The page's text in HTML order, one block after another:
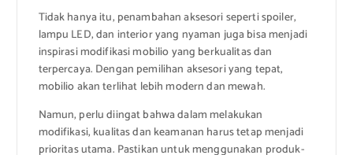
Tidak hanya itu, penambahan aksesori seperti spoiler,
lampu LED, dan interior yang nyaman juga bisa menjadi
inspirasi modifikasi mobilio yang berkualitas dan
terpercaya. Dengan pemilihan aksesori yang tepat,
mobilio akan terlihat lebih modern dan mewah.
Namun, perlu diingat bahwa dalam melakukan
modifikasi, kualitas dan keamanan harus tetap menjadi
prioritas utama. Pastikan untuk menggunakan produk-